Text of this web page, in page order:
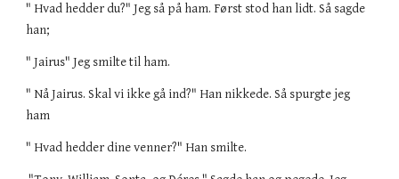
" Hvad hedder du?" Jeg så på ham. Først stod han lidt. Så sagde
han;
" Jairus" Jeg smilte til ham.
" Nå Jairus. Skal vi ikke gå ind?" Han nikkede. Så spurgte jeg
ham
" Hvad hedder dine venner?" Han smilte.